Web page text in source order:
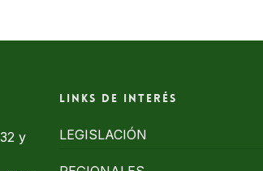
y
Links de interés
LEGISLACIÓN